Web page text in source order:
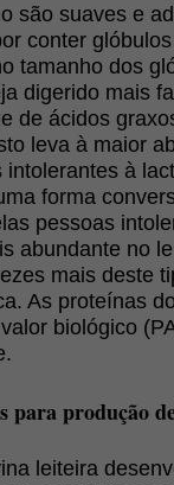
são suaves e
conter
tamanho dos
digerido mais
de ácidos
leva à maior
à
forma
pessoas
abundante no
mais deste
As proteínas
biológico
para produção
leiteira